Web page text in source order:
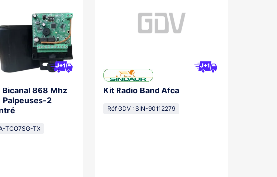
Bicanal 868 Mhz
Palpeuses-2
TCO7SG-TX
Kit Radio Band Afca
Réf GDV : SIN-90112279